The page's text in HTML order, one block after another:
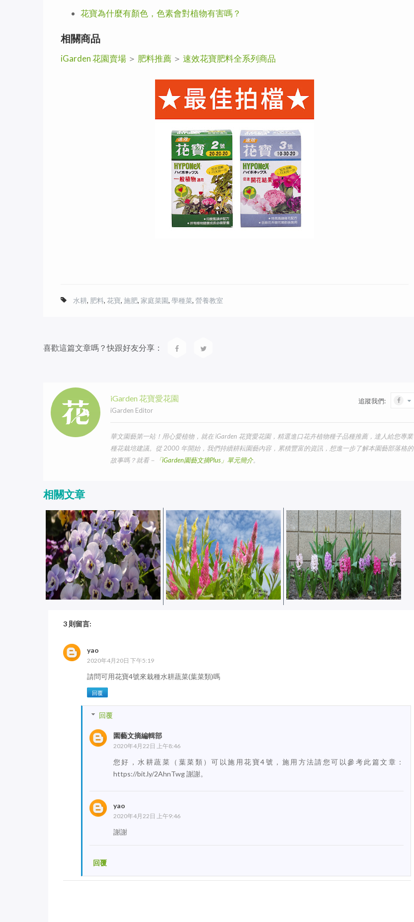
花寶為什麼有顏色，色素會對植物有害嗎？
相關商品
iGarden 花園賣場 ＞ 肥料推薦 ＞ 速效花寶肥料全系列商品
水耕, 肥料, 花寶, 施肥, 家庭菜園, 學種菜, 營養教室
喜歡這篇文章嗎？快跟好友分享：
iGarden 花寶愛花園
iGarden Editor
追蹤我們:
華文園藝第一站！用心愛植物，就在 iGarden 花寶愛花園，精選進口花卉植物種子品種推薦，達人給您專業
種花栽培建議。從 2000 年開始，我們持續耕耘園藝內容，累積豐富的資訊，想進一步了解本園藝部落格的
故事嗎？就看－
「iGarden園藝文摘Plus」單元簡介。
相關文章
同時用不同號數的花寶施肥，對
施用好康多後沒澆水、有盆面覆
蓋物，會影響植物吸收嗎？
水耕施肥推薦肥料？各生長階段
如何搭配花寶系列號數肥料？
家庭菜園栽培術：高鈣低卡－黃
3 則留言:
yao
2020年4月20日 下午5:19
請問可用花寶4號來栽種水耕蔬菜(葉菜類)嗎
回覆
回覆
園藝文摘編輯部
2020年4月22日 上午8:46
您好，水耕蔬菜（葉菜類）可以施用花寶4號，施用方法請您可以參考此篇文章：
https://bit.ly/2AhnTwg 謝謝。
yao
2020年4月22日 上午9:46
謝謝
回覆